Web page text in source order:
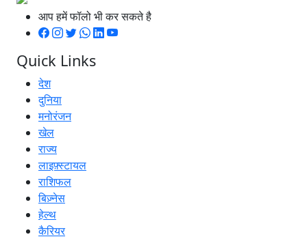
आप हमें फॉलो भी कर सकते है
Quick Links
देश
दुनिया
मनोरंजन
खेल
राज्य
लाइफ़्स्टायल
राशिफल
बिज़्नेस
हेल्थ
कैरियर